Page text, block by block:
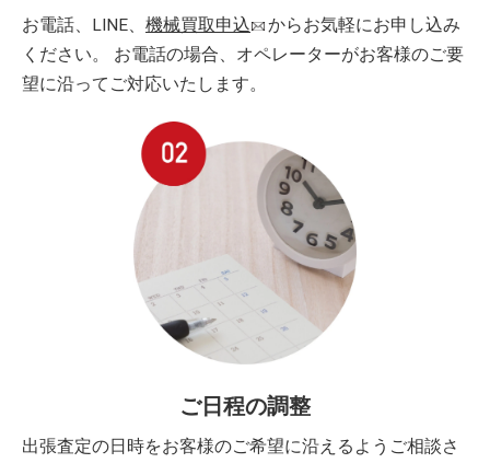
お電話、LINE、 機械買取申込
からお気軽にお申し込み
ください。 お電話の場合、オペレーターがお客様のご要
望に沿ってご対応いたします。
ご日程の調整
出張査定の日時をお客様のご希望に沿えるようご相談さ